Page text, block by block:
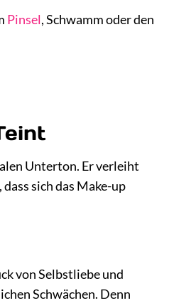
Pinsel, Schwamm oder den
Unterton. Er verleiht
sich das Make-up
von Selbstliebe und
Schwächen. Denn